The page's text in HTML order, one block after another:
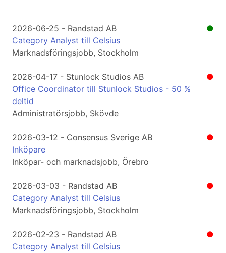
●
2026-06-25 - Randstad AB
Category Analyst till Celsius
Marknadsföringsjobb, Stockholm
●
2026-04-17 - Stunlock Studios AB
Office Coordinator till Stunlock Studios - 50 %
deltid
Administratörsjobb, Skövde
●
2026-03-12 - Consensus Sverige AB
Inköpare
Inköpar- och marknadsjobb, Örebro
●
2026-03-03 - Randstad AB
Category Analyst till Celsius
Marknadsföringsjobb, Stockholm
●
2026-02-23 - Randstad AB
Category Analyst till Celsius